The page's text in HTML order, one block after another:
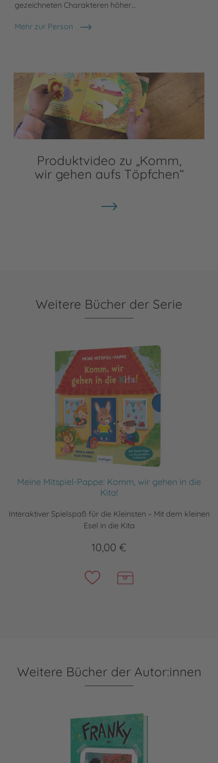
gezeichneten Charakteren höher…
Mehr zur Person
Olga Strobel
Video abspielen
Produktvideo zu „Komm,
wir gehen aufs Töpfchen“
Weitere Bücher der Serie
Meine Mitspiel-Pappe: Komm, wir gehen in die
Kita!
Interaktiver Spielspaß für die Kleinsten – Mit dem kleinen
Esel in die Kita
10,00 €
Weitere Bücher der Autor:innen